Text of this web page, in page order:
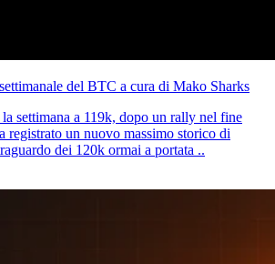
del BTC a cura di Mako Sharks
settimana a 119k, dopo un rally nel fine
registrato un nuovo massimo storico di
dei 120k ormai a portata ..